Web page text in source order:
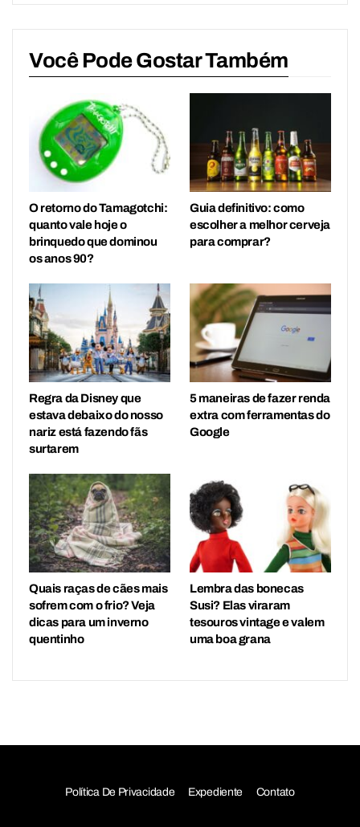
Você Pode Gostar Também
O retorno do Tamagotchi:
quanto vale hoje o
brinquedo que dominou
os anos 90?
Guia definitivo: como
escolher a melhor cerveja
para comprar?
Regra da Disney que
estava debaixo do nosso
nariz está fazendo fãs
surtarem
5 maneiras de fazer renda
extra com ferramentas do
Google
Quais raças de cães mais
sofrem com o frio? Veja
dicas para um inverno
quentinho
Lembra das bonecas
Susi? Elas viraram
tesouros vintage e valem
uma boa grana
Política De Privacidade Expediente Contato